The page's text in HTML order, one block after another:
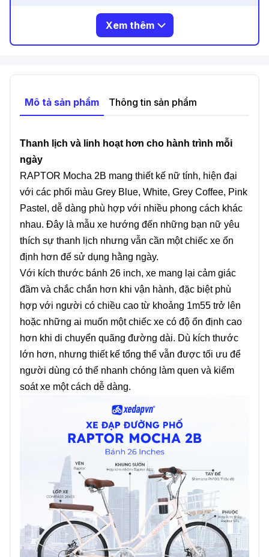
Xem thêm
Mô tả sản phẩm Thông tin sản phẩm
Thanh lịch và linh hoạt hơn cho hành trình mỗi
ngày
RAPTOR Mocha 2B mang thiết kế nữ tính, hiện đại
với các phối màu Grey Blue, White, Grey Coffee, Pink
Pastel, dễ dàng phù hợp với nhiều phong cách khác
nhau. Đây là mẫu xe hướng đến những bạn nữ yêu
thích sự thanh lịch nhưng vẫn cần một chiếc xe ổn
định hơn để sử dụng hằng ngày.
Với kích thước bánh 26 inch, xe mang lại cảm giác
đầm và chắc chắn hơn khi vận hành, đặc biệt phù
hợp với người có chiều cao từ khoảng 1m55 trở lên
hoặc những ai muốn một chiếc xe có độ ổn định cao
hơn khi di chuyển quãng đường dài. Dù kích thước
lớn hơn, nhưng thiết kế tổng thể vẫn được tối ưu để
người dùng có thể nhanh chóng làm quen và kiểm
soát xe một cách dễ dàng.